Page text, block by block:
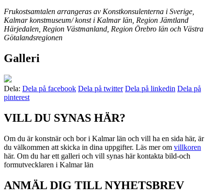
Frukostsamtalen arrangeras av Konstkonsulenterna i Sverige,
Kalmar konstmuseum/ konst i Kalmar län, Region Jämtland
Härjedalen, Region Västmanland, Region Örebro län och Västra
Götalandsregionen
Galleri
Dela: Dela på facebook Dela på twitter Dela på linkedin Dela på
pinterest
VILL DU SYNAS HÄR?
Om du är konstnär och bor i Kalmar län och vill ha en sida här, är
du välkommen att skicka in dina uppgifter. Läs mer om villkoren
här. Om du har ett galleri och vill synas här kontakta bild-och
formutvecklaren i Kalmar län
ANMÄL DIG TILL NYHETSBREV